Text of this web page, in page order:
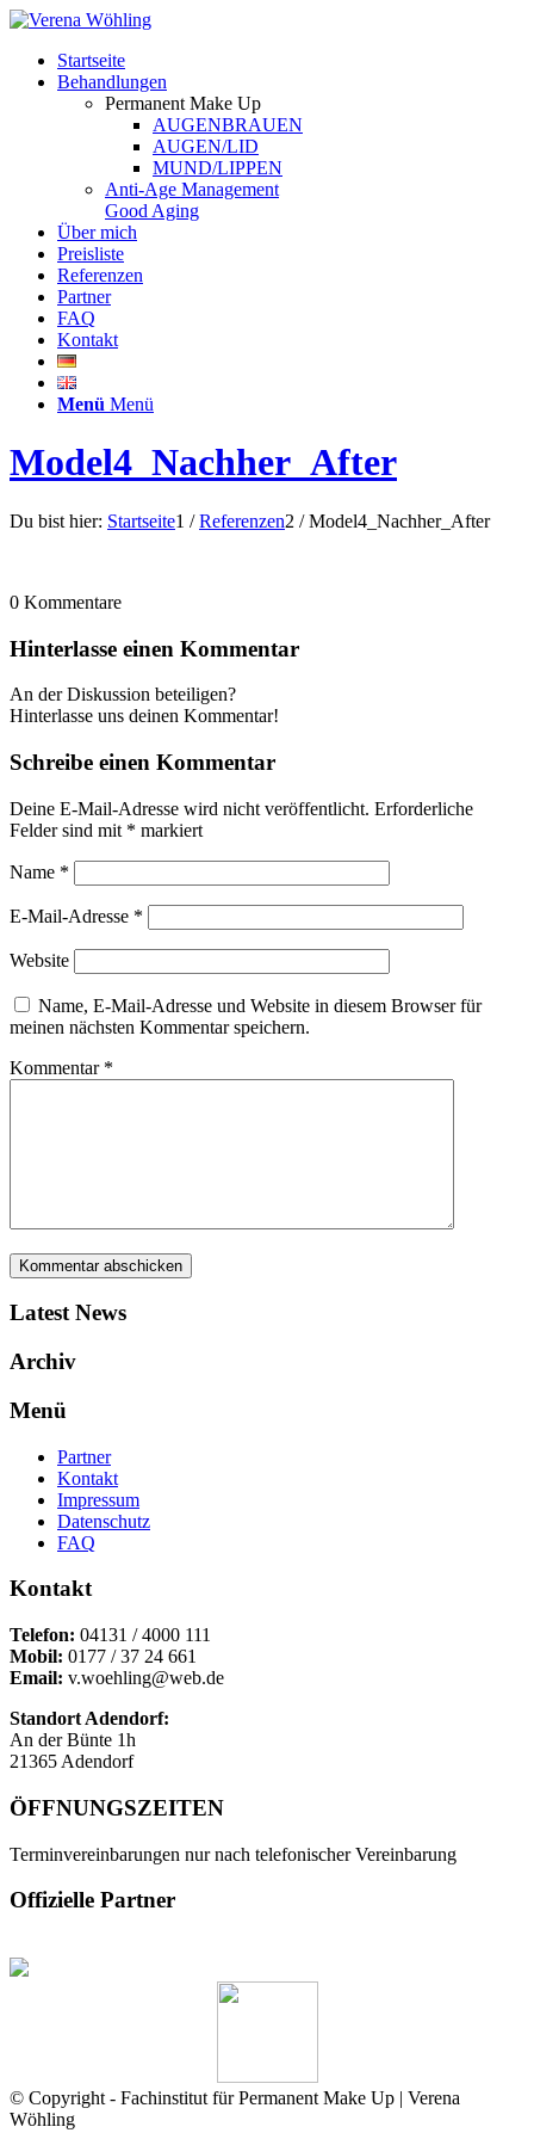
Startseite
Behandlungen
Permanent Make Up
AUGENBRAUEN
AUGEN/LID
MUND/LIPPEN
Anti-Age Management
Good Aging
Über mich
Preisliste
Referenzen
Partner
FAQ
Kontakt
Menü Menü
Model4_Nachher_After
Du bist hier: Startseite1 / Referenzen2 / Model4_Nachher_After
0 Kommentare
Hinterlasse einen Kommentar
An der Diskussion beteiligen?
Hinterlasse uns deinen Kommentar!
Schreibe einen Kommentar
Deine E-Mail-Adresse wird nicht veröffentlicht. Erforderliche
Felder sind mit * markiert
Name *
E-Mail-Adresse *
Website
Name, E-Mail-Adresse und Website in diesem Browser für
meinen nächsten Kommentar speichern.
Kommentar *
Latest News
Archiv
Menü
Partner
Kontakt
Impressum
Datenschutz
FAQ
Kontakt
Telefon: 04131 / 4000 111
Mobil: 0177 / 37 24 661
Email: v.woehling@web.de
Standort Adendorf:
An der Bünte 1h
21365 Adendorf
ÖFFNUNGSZEITEN
Terminvereinbarungen nur nach telefonischer Vereinbarung
Offizielle Partner
© Copyright - Fachinstitut für Permanent Make Up | Verena
Wöhling